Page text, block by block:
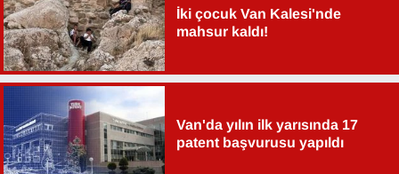
İki çocuk Van Kalesi'nde
mahsur kaldı!
Van'da yılın ilk yarısında 17
patent başvurusu yapıldı